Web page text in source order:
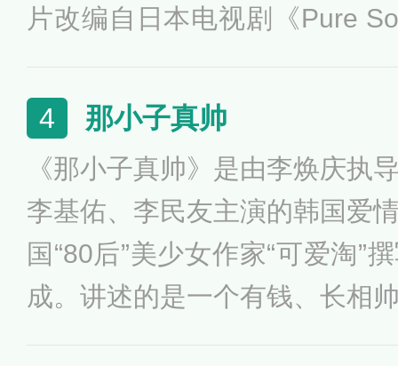
片改编自日本电视剧《Pure
身旁的感人故事。秀真完全
来，她都不认识身边的这个男
都会发现自己爱上了这个陌生
4 那小子真帅
《那小子真帅》是由李焕庆执
李基佑、李民友主演的韩国爱
国“80后”美少女作家“可爱淘”
成。讲述的是一个有钱、长相